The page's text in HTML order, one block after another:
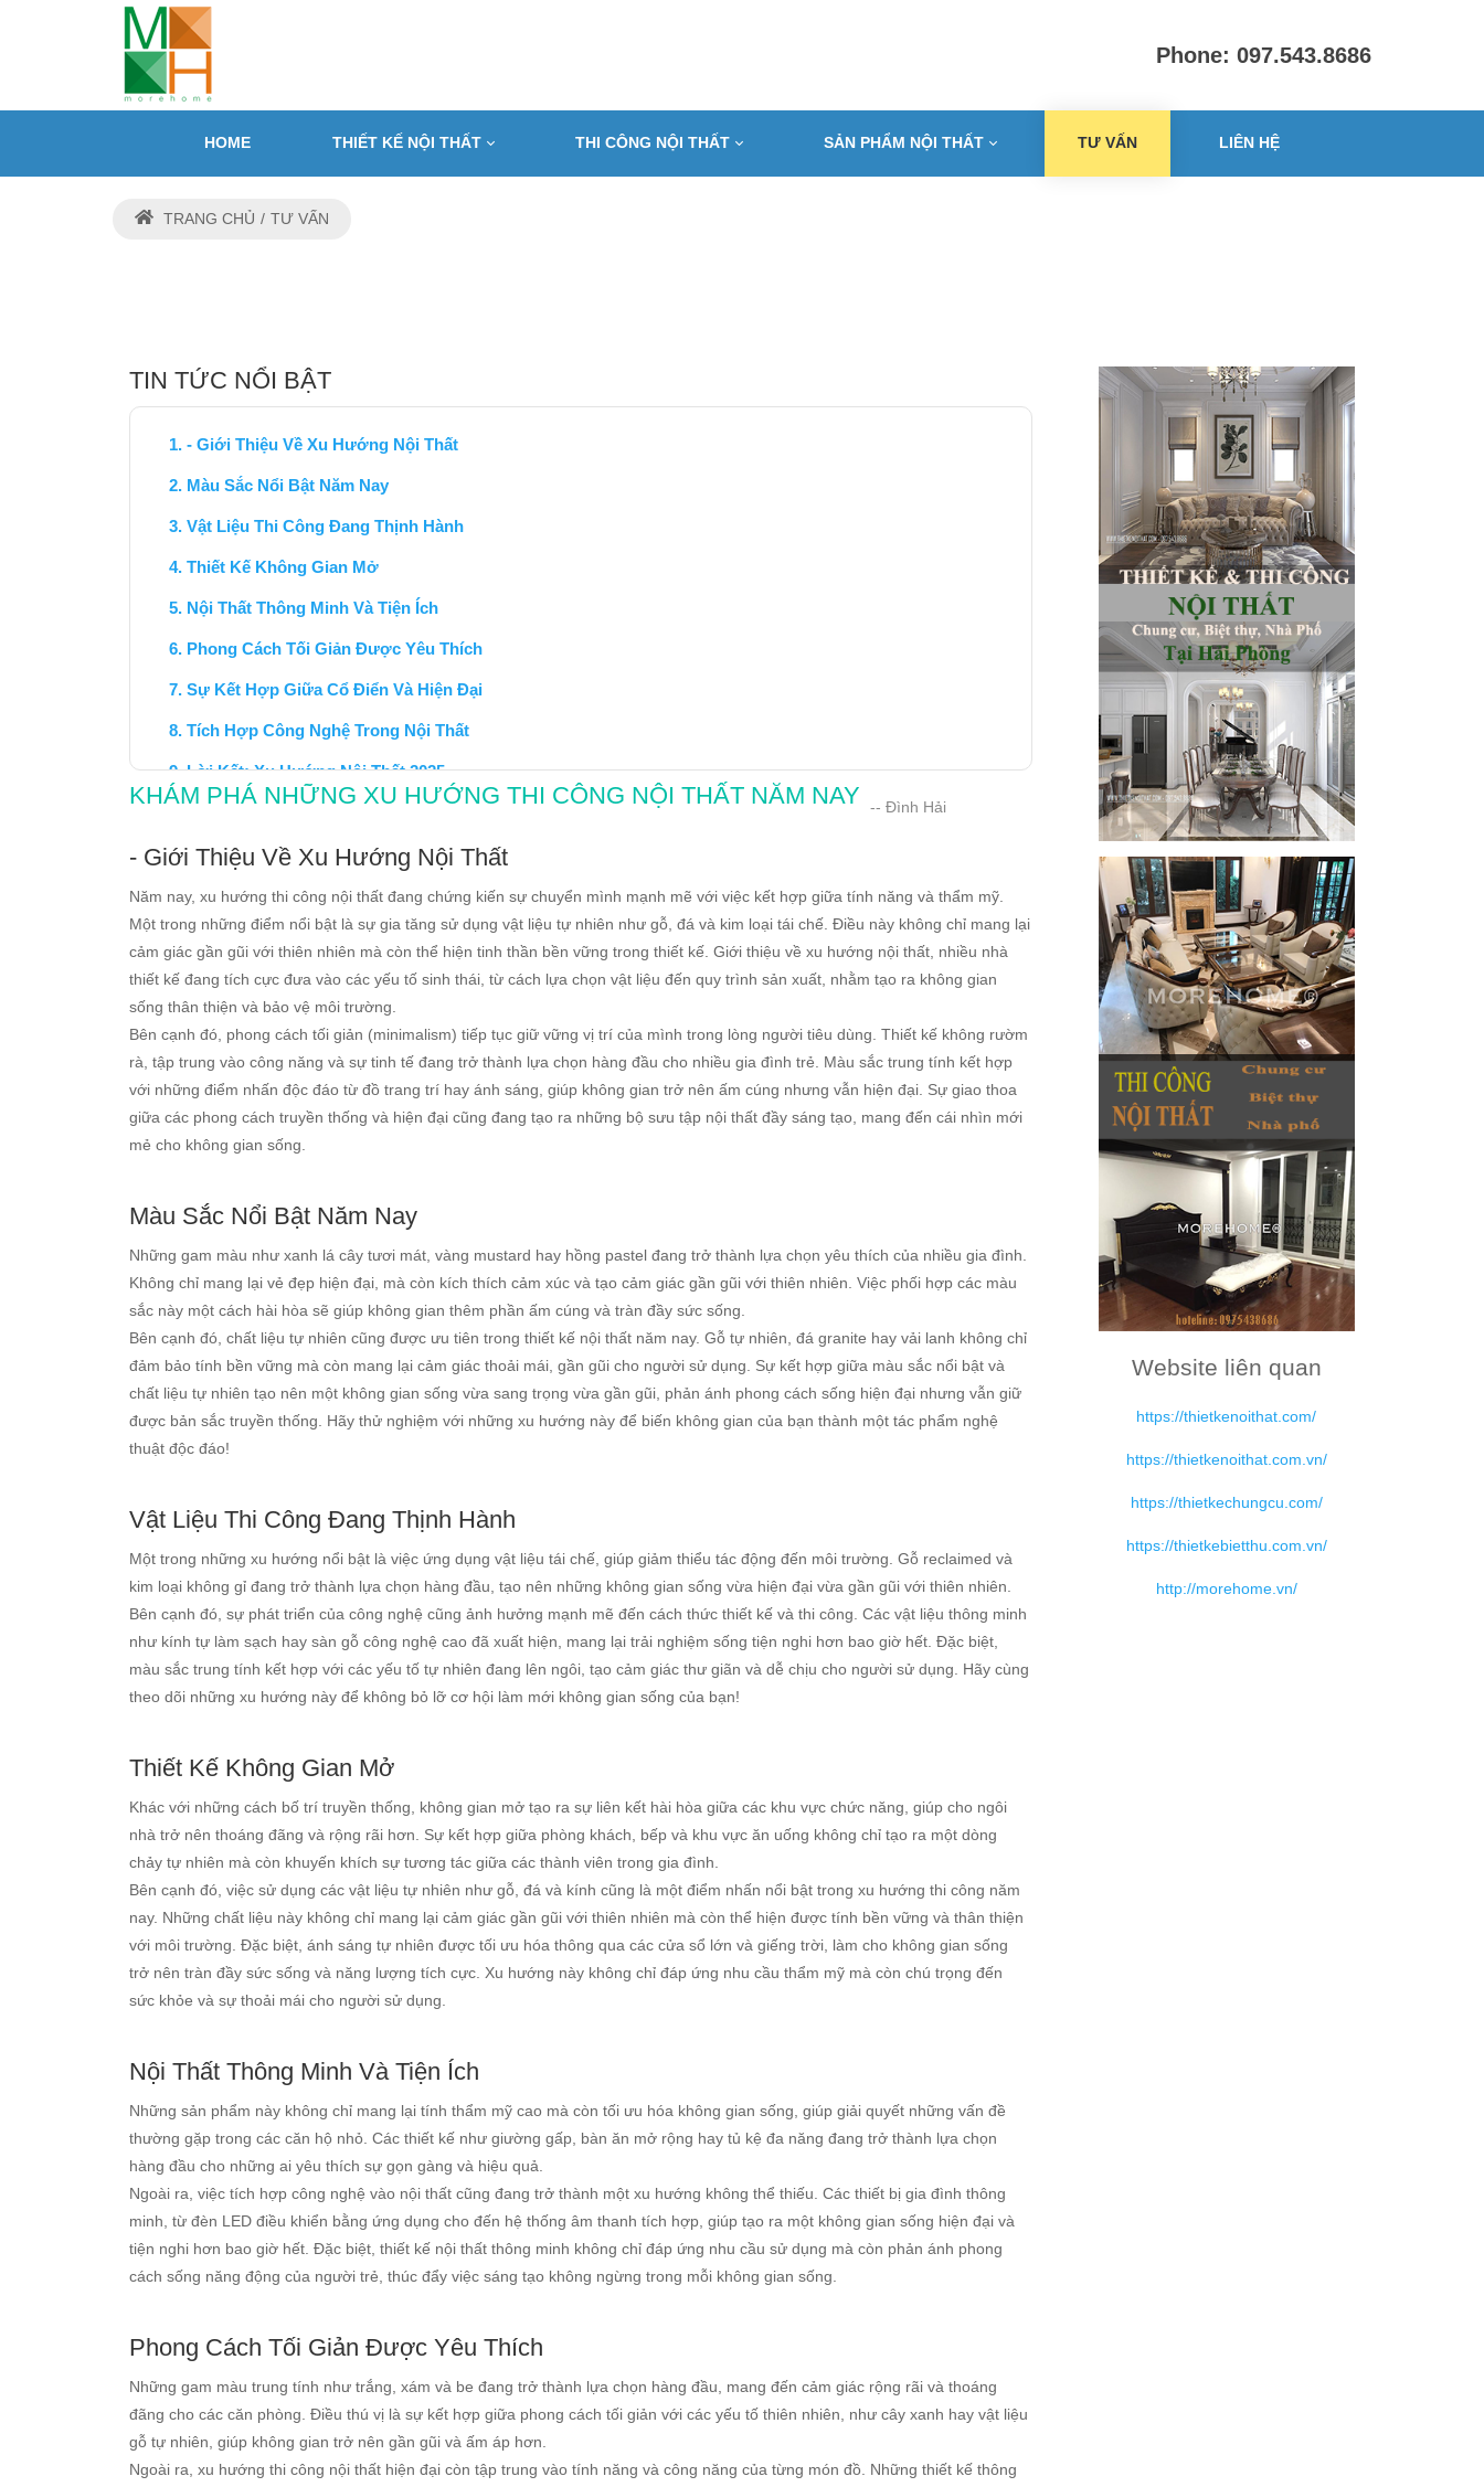
Phone: 097.543.8686
HOME THIẾT KẾ NỘI THẤT THI CÔNG NỘI THẤT SẢN PHẨM NỘI THẤT TƯ VẤN LIÊN HỆ
TRANG CHỦ TƯ VẤN
TIN TỨC NỔI BẬT
- Giới Thiệu Về Xu Hướng Nội Thất
Màu Sắc Nổi Bật Năm Nay
Vật Liệu Thi Công Đang Thịnh Hành
Thiết Kế Không Gian Mở
Nội Thất Thông Minh Và Tiện Ích
Phong Cách Tối Giản Được Yêu Thích
Sự Kết Hợp Giữa Cổ Điển Và Hiện Đại
Tích Hợp Công Nghệ Trong Nội Thất
Lời Kết: Xu Hướng Nội Thất 2025
KHÁM PHÁ NHỮNG XU HƯỚNG THI CÔNG NỘI THẤT NĂM NAY -- Đình Hải
- Giới Thiệu Về Xu Hướng Nội Thất
Năm nay, xu hướng thi công nội thất đang chứng kiến sự chuyển mình mạnh mẽ với việc kết hợp giữa tính năng và thẩm mỹ.
Một trong những điểm nổi bật là sự gia tăng sử dụng vật liệu tự nhiên như gỗ, đá và kim loại tái chế. Điều này không chỉ mang lại
cảm giác gần gũi với thiên nhiên mà còn thể hiện tinh thần bền vững trong thiết kế. Giới thiệu về xu hướng nội thất, nhiều nhà
thiết kế đang tích cực đưa vào các yếu tố sinh thái, từ cách lựa chọn vật liệu đến quy trình sản xuất, nhằm tạo ra không gian
sống thân thiện và bảo vệ môi trường.
Bên cạnh đó, phong cách tối giản (minimalism) tiếp tục giữ vững vị trí của mình trong lòng người tiêu dùng. Thiết kế không rườm
rà, tập trung vào công năng và sự tinh tế đang trở thành lựa chọn hàng đầu cho nhiều gia đình trẻ. Màu sắc trung tính kết hợp
với những điểm nhấn độc đáo từ đồ trang trí hay ánh sáng, giúp không gian trở nên ấm cúng nhưng vẫn hiện đại. Sự giao thoa
giữa các phong cách truyền thống và hiện đại cũng đang tạo ra những bộ sưu tập nội thất đầy sáng tạo, mang đến cái nhìn mới
mẻ cho không gian sống.
Màu Sắc Nổi Bật Năm Nay
Những gam màu như xanh lá cây tươi mát, vàng mustard hay hồng pastel đang trở thành lựa chọn yêu thích của nhiều gia đình.
Không chỉ mang lại vẻ đẹp hiện đại, mà còn kích thích cảm xúc và tạo cảm giác gần gũi với thiên nhiên. Việc phối hợp các màu
sắc này một cách hài hòa sẽ giúp không gian thêm phần ấm cúng và tràn đầy sức sống.
Bên cạnh đó, chất liệu tự nhiên cũng được ưu tiên trong thiết kế nội thất năm nay. Gỗ tự nhiên, đá granite hay vải lanh không chỉ
đảm bảo tính bền vững mà còn mang lại cảm giác thoải mái, gần gũi cho người sử dụng. Sự kết hợp giữa màu sắc nổi bật và
chất liệu tự nhiên tạo nên một không gian sống vừa sang trọng vừa gần gũi, phản ánh phong cách sống hiện đại nhưng vẫn giữ
được bản sắc truyền thống. Hãy thử nghiệm với những xu hướng này để biến không gian của bạn thành một tác phẩm nghệ
thuật độc đáo!
Vật Liệu Thi Công Đang Thịnh Hành
Một trong những xu hướng nổi bật là việc ứng dụng vật liệu tái chế, giúp giảm thiểu tác động đến môi trường. Gỗ reclaimed và
kim loại không gỉ đang trở thành lựa chọn hàng đầu, tạo nên những không gian sống vừa hiện đại vừa gần gũi với thiên nhiên.
Bên cạnh đó, sự phát triển của công nghệ cũng ảnh hưởng mạnh mẽ đến cách thức thiết kế và thi công. Các vật liệu thông minh
như kính tự làm sạch hay sàn gỗ công nghệ cao đã xuất hiện, mang lại trải nghiệm sống tiện nghi hơn bao giờ hết. Đặc biệt,
màu sắc trung tính kết hợp với các yếu tố tự nhiên đang lên ngôi, tạo cảm giác thư giãn và dễ chịu cho người sử dụng. Hãy cùng
theo dõi những xu hướng này để không bỏ lỡ cơ hội làm mới không gian sống của bạn!
Thiết Kế Không Gian Mở
Khác với những cách bố trí truyền thống, không gian mở tạo ra sự liên kết hài hòa giữa các khu vực chức năng, giúp cho ngôi
nhà trở nên thoáng đãng và rộng rãi hơn. Sự kết hợp giữa phòng khách, bếp và khu vực ăn uống không chỉ tạo ra một dòng
chảy tự nhiên mà còn khuyến khích sự tương tác giữa các thành viên trong gia đình.
Bên cạnh đó, việc sử dụng các vật liệu tự nhiên như gỗ, đá và kính cũng là một điểm nhấn nổi bật trong xu hướng thi công năm
nay. Những chất liệu này không chỉ mang lại cảm giác gần gũi với thiên nhiên mà còn thể hiện được tính bền vững và thân thiện
với môi trường. Đặc biệt, ánh sáng tự nhiên được tối ưu hóa thông qua các cửa sổ lớn và giếng trời, làm cho không gian sống
trở nên tràn đầy sức sống và năng lượng tích cực. Xu hướng này không chỉ đáp ứng nhu cầu thẩm mỹ mà còn chú trọng đến
sức khỏe và sự thoải mái cho người sử dụng.
Nội Thất Thông Minh Và Tiện Ích
Những sản phẩm này không chỉ mang lại tính thẩm mỹ cao mà còn tối ưu hóa không gian sống, giúp giải quyết những vấn đề
thường gặp trong các căn hộ nhỏ. Các thiết kế như giường gấp, bàn ăn mở rộng hay tủ kệ đa năng đang trở thành lựa chọn
hàng đầu cho những ai yêu thích sự gọn gàng và hiệu quả.
Ngoài ra, việc tích hợp công nghệ vào nội thất cũng đang trở thành một xu hướng không thể thiếu. Các thiết bị gia đình thông
minh, từ đèn LED điều khiển bằng ứng dụng cho đến hệ thống âm thanh tích hợp, giúp tạo ra một không gian sống hiện đại và
tiện nghi hơn bao giờ hết. Đặc biệt, thiết kế nội thất thông minh không chỉ đáp ứng nhu cầu sử dụng mà còn phản ánh phong
cách sống năng động của người trẻ, thúc đẩy việc sáng tạo không ngừng trong mỗi không gian sống.
Phong Cách Tối Giản Được Yêu Thích
Những gam màu trung tính như trắng, xám và be đang trở thành lựa chọn hàng đầu, mang đến cảm giác rộng rãi và thoáng
đãng cho các căn phòng. Điều thú vị là sự kết hợp giữa phong cách tối giản với các yếu tố thiên nhiên, như cây xanh hay vật liệu
gỗ tự nhiên, giúp không gian trở nên gần gũi và ấm áp hơn.
Ngoài ra, xu hướng thi công nội thất hiện đại còn tập trung vào tính năng và công năng của từng món đồ. Những thiết kế thông
Website liên quan
https://thietkenoithat.com/
https://thietkenoithat.com.vn/
https://thietkechungcu.com/
https://thietkebietthu.com.vn/
http://morehome.vn/